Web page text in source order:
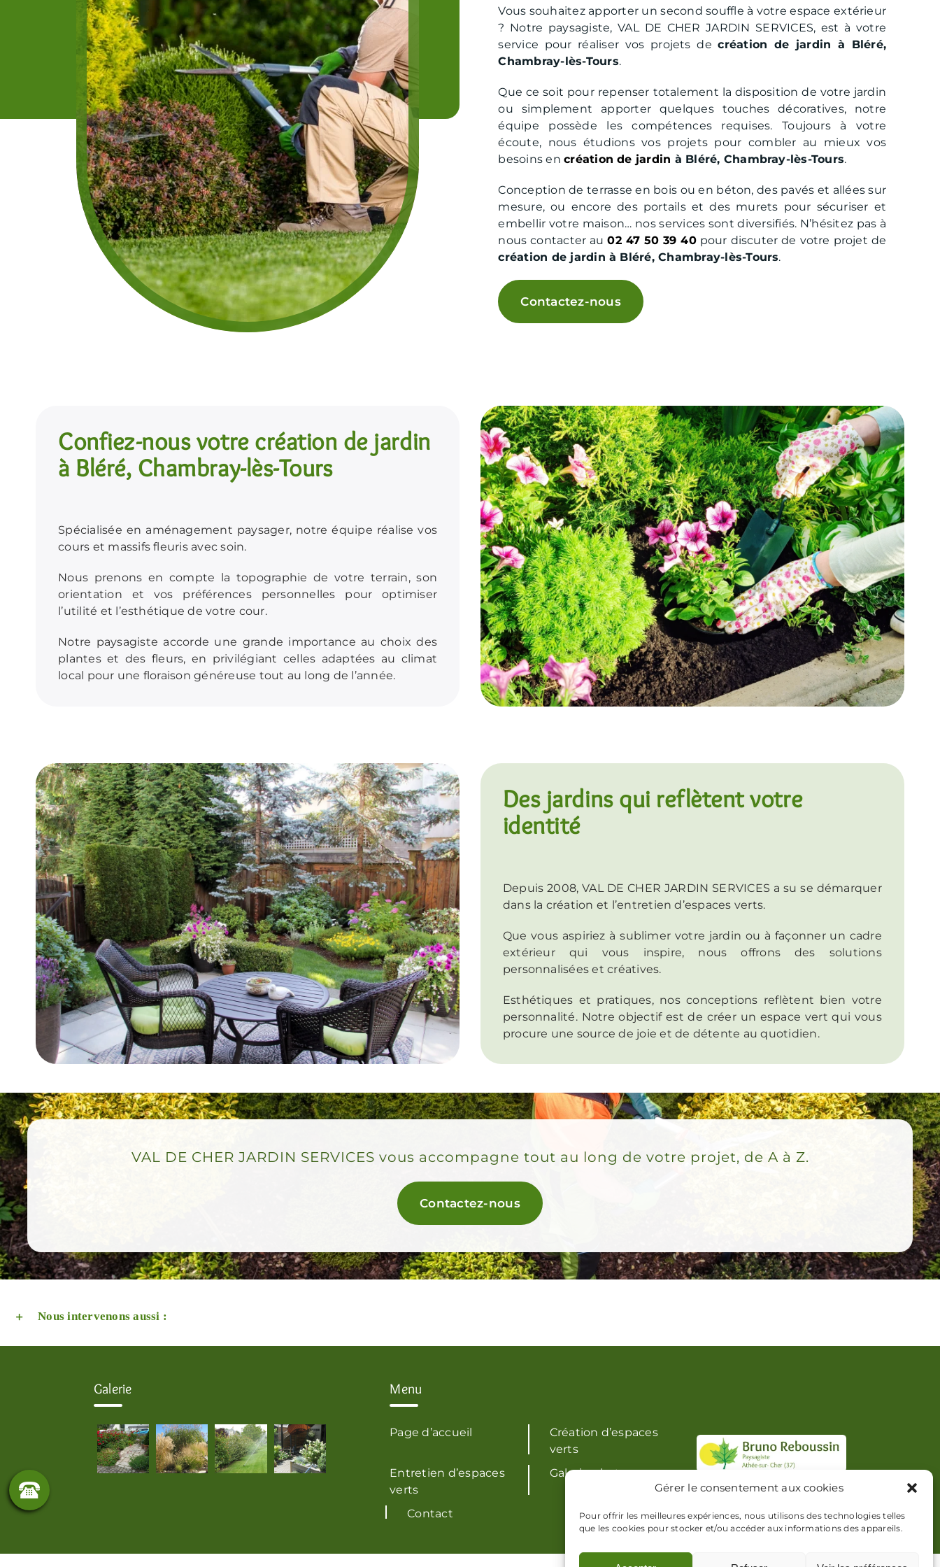
Gérer le consentement aux cookies
Pour offrir les meilleures expériences, nous utilisons des technologies telles
que les cookies pour stocker et/ou accéder aux informations des appareils.
Vous souhaitez apporter un second souffle à votre espace extérieur
? Notre paysagiste, VAL DE CHER JARDIN SERVICES, est à votre
service pour réaliser vos projets decréation de jardin à Bléré,
Chambray-lès-Tours.
Que ce soit pour repenser totalement la disposition de votre jardin
ou simplement apporter quelques touches décoratives, notre
équipe possède les compétences requises. Toujours à votre
écoute, nous étudions vos projets pour combler au mieux vos
besoins encréation de jardin à Bléré, Chambray-lès-Tours.
Conception de terrasse en bois ou en béton, des pavés et allées sur
mesure, ou encore des portails et des murets pour sécuriser et
embellir votre maison… nos services sont diversifiés. N’hésitez pas à
nous contacter au02 47 50 39 40pour discuter de votre projet de
création de jardin à Bléré, Chambray-lès-Tours.
Contactez-nous
Confiez-nous votre création de jardin
à Bléré, Chambray-lès-Tours
Spécialisée en aménagement paysager, notre équipe réalise vos
cours et massifs fleuris avec soin.
Nous prenons en compte la topographie de votre terrain, son
orientation et vos préférences personnelles pour optimiser
l’utilité et l’esthétique de votre cour.
Notre paysagiste accorde une grande importance au choix des
plantes et des fleurs, en privilégiant celles adaptées au climat
local pour une floraison généreuse tout au long de l’année.
Des jardins qui reflètent votre
identité
Depuis 2008, VAL DE CHER JARDIN SERVICES a su se démarquer
dans la création et l’entretien d’espaces verts.
Que vous aspiriez à sublimer votre jardin ou à façonner un cadre
extérieur qui vous inspire, nous offrons des solutions
personnalisées et créatives.
Esthétiques et pratiques, nos conceptions reflètent bien votre
personnalité. Notre objectif est de créer un espace vert qui vous
procure une source de joie et de détente au quotidien.
VAL DE CHER JARDIN SERVICES vous accompagne tout au long de votre projet, de A à Z.
Contactez-nous
Nous intervenons aussi :
Galerie Menu
Page d’accueil
Création d’espaces
verts
Entretien d’espaces
verts
Galerie photos
Contact